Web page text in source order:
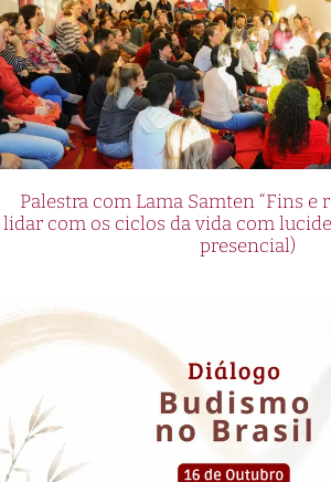
Palestra com Lama Samten “Fins e
lidar com os ciclos da vida com
presencial)